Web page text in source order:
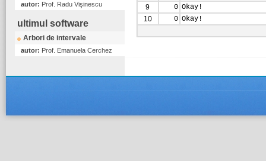
autor: Prof. Radu Vişinescu
ultimul software
Arbori de intervale
autor: Prof. Emanuela Cerchez
9
0 Okay!
10
0 Okay!